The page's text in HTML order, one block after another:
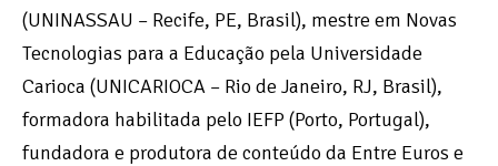
(UNINASSAU – Recife, PE, Brasil), mestre em Novas
Tecnologias para a Educação pela Universidade
Carioca (UNICARIOCA – Rio de Janeiro, RJ, Brasil),
formadora habilitada pelo IEFP (Porto, Portugal),
fundadora e produtora de conteúdo da Entre Euros e